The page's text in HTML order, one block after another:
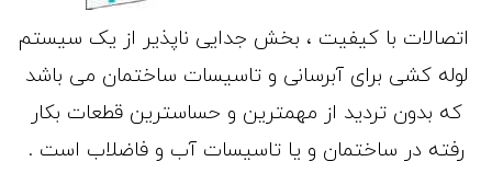
اتصالات با کیفیت ، بخش جدایی ناپذیر از یک سیستم
لوله کشی برای آبرسانی و تاسیسات ساختمان می باشد
که بدون تردید از مهمترین و حساسترین قطعات بکار
رفته در ساختمان و یا تاسیسات آب و فاضلاب است .